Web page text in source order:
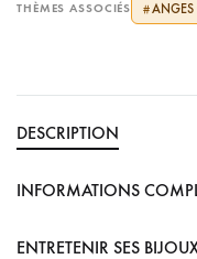
THÈMES ASSOCIÉS #ANGES
DESCRIPTION
INFORMATIONS
ENTRETENIR SES